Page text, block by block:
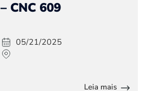
– CNC 609
05/21/2025
Leia mais